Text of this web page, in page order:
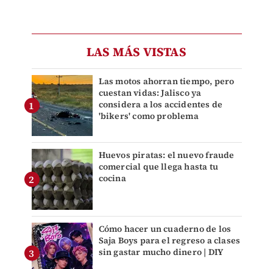
LAS MÁS VISTAS
Las motos ahorran tiempo, pero
cuestan vidas: Jalisco ya
considera a los accidentes de
'bikers' como problema
Huevos piratas: el nuevo fraude
comercial que llega hasta tu
cocina
Cómo hacer un cuaderno de los
Saja Boys para el regreso a clases
sin gastar mucho dinero | DIY